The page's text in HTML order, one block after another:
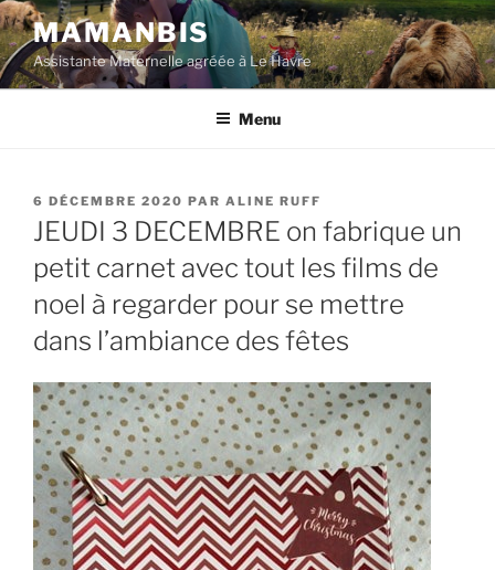
Aller
au
contenu
principal
MAMANBIS
Assistante Maternelle agréée à Le Havre
Menu
PUBLIÉ
LE
6 DÉCEMBRE 2020 PAR ALINE RUFF
JEUDI 3 DECEMBRE on fabrique un
petit carnet avec tout les films de
noel à regarder pour se mettre
dans l’ambiance des fêtes